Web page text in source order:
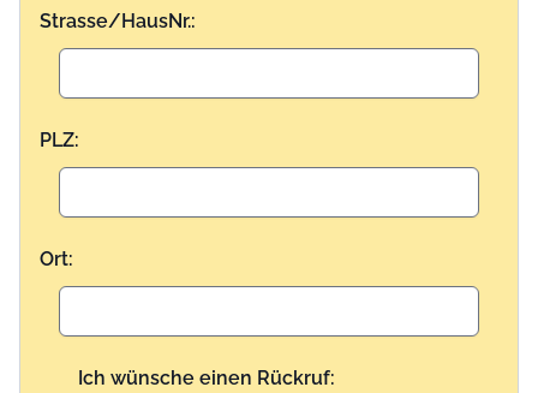
Strasse/HausNr.:
PLZ:
Ort:
Ich wünsche einen Rückruf: